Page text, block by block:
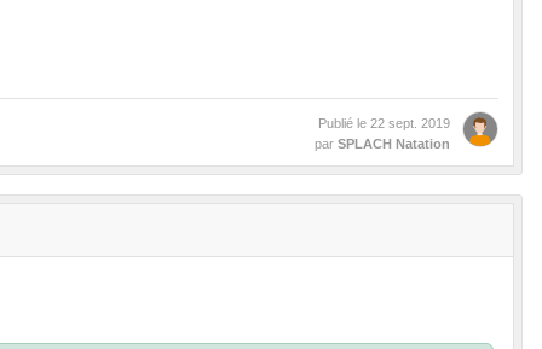
Publié le 22 sept. 2019
par SPLACH Natation